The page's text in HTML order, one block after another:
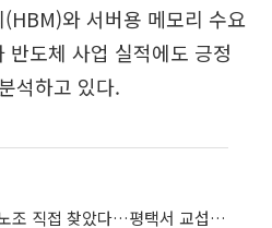
와 서버용 메모리 수요
반도체 사업 실적에도 긍정
석하고 있다.
전영현 삼성전자 부회장, 노조 직접 찾았다…평택서 교섭 재개 요청